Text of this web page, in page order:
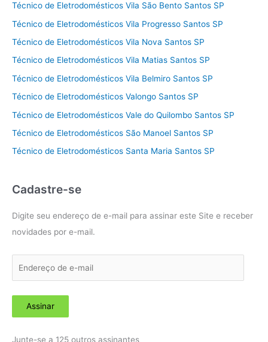
Técnico de Eletrodomésticos Vila São Bento Santos SP
Técnico de Eletrodomésticos Vila Progresso Santos SP
Técnico de Eletrodomésticos Vila Nova Santos SP
Técnico de Eletrodomésticos Vila Matias Santos SP
Técnico de Eletrodomésticos Vila Belmiro Santos SP
Técnico de Eletrodomésticos Valongo Santos SP
Técnico de Eletrodomésticos Vale do Quilombo Santos SP
Técnico de Eletrodomésticos São Manoel Santos SP
Técnico de Eletrodomésticos Santa Maria Santos SP
Cadastre-se
Digite seu endereço de e-mail para assinar este Site e receber
novidades por e-mail.
d
Assinar
Junte-se a 125 outros assinantes